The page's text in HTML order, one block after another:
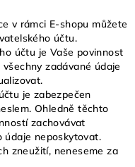
v rámci E-shopu můžete
účtu.
účtu je Vaše povinnost
zadávané údaje
je zabezpečen
Ohledně těchto
zachovávat
údaje neposkytovat.
zneužití, neneseme za